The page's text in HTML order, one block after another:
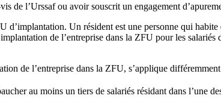
de l’Urssaf ou avoir souscrit un engagement
d’implantation. Un résident est une personne qui
de l’entreprise dans la ZFU pour les salariés
de l’entreprise dans la ZFU, s’applique
au moins un tiers de salariés résidant dans l’une